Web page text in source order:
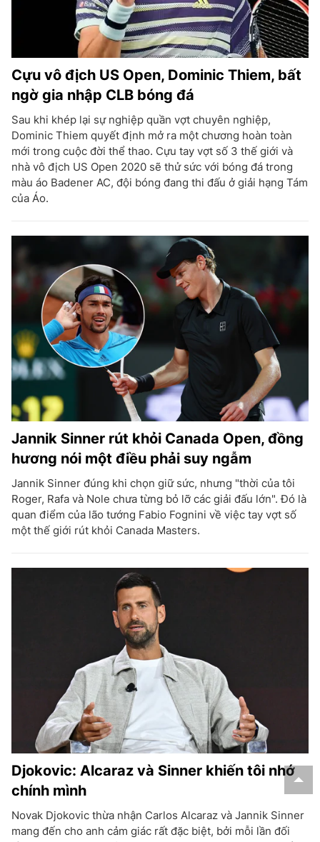
Cựu vô địch US Open, Dominic Thiem, bất
ngờ gia nhập CLB bóng đá
Sau khi khép lại sự nghiệp quần vợt chuyên nghiệp,
Dominic Thiem quyết định mở ra một chương hoàn toàn
mới trong cuộc đời thể thao. Cựu tay vợt số 3 thế giới và
nhà vô địch US Open 2020 sẽ thử sức với bóng đá trong
màu áo Badener AC, đội bóng đang thi đấu ở giải hạng Tám
của Áo.
Jannik Sinner rút khỏi Canada Open, đồng
hương nói một điều phải suy ngẫm
Jannik Sinner đúng khi chọn giữ sức, nhưng "thời của tôi
Roger, Rafa và Nole chưa từng bỏ lỡ các giải đấu lớn". Đó là
quan điểm của lão tướng Fabio Fognini về việc tay vợt số
một thế giới rút khỏi Canada Masters.
Djokovic: Alcaraz và Sinner khiến tôi nhớ
chính mình
Novak Djokovic thừa nhận Carlos Alcaraz và Jannik Sinner
mang đến cho anh cảm giác rất đặc biệt, bởi mỗi lần đối